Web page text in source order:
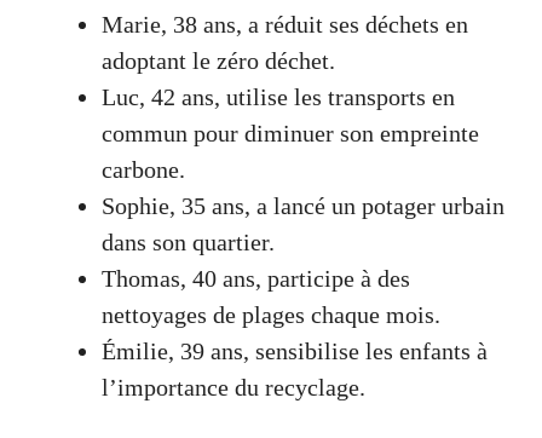
Marie, 38 ans, a réduit ses déchets en
adoptant le zéro déchet.
Luc, 42 ans, utilise les transports en
commun pour diminuer son empreinte
carbone.
Sophie, 35 ans, a lancé un potager urbain
dans son quartier.
Thomas, 40 ans, participe à des
nettoyages de plages chaque mois.
Émilie, 39 ans, sensibilise les enfants à
l’importance du recyclage.